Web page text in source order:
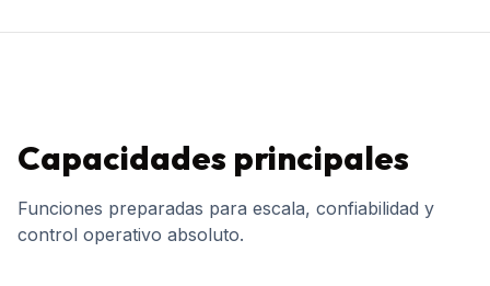
Capacidades principales
Funciones preparadas para escala, confiabilidad y
control operativo absoluto.